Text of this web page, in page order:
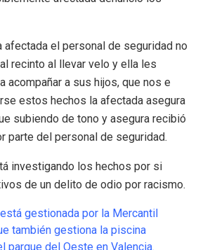
afectada el personal de seguridad no
recinto al llevar velo y ella les
acompañar a sus hijos, que nos e
estos hechos la afectada asegura
subiendo de tono y asegura recibió
parte del personal de seguridad.
investigando los hechos por si
de un delito de odio por racismo.
gestionada por la Mercantil
también gestiona la piscina
parque del Oeste en Valencia.